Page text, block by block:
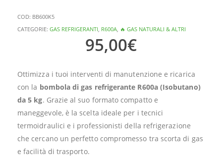
COD: BB600K5
CATEGORIE: GAS REFRIGERANTI, R600A, 🔥 GAS NATURALI & ALTRI
95,00€
Ottimizza i tuoi interventi di manutenzione e ricarica
con la bombola di gas refrigerante R600a (Isobutano)
da 5 kg. Grazie al suo formato compatto e
maneggevole, è la scelta ideale per i tecnici
termoidraulici e i professionisti della refrigerazione
che cercano un perfetto compromesso tra scorta di gas
e facilità di trasporto.